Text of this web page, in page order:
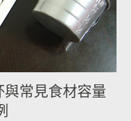
植經驗的朋友分享。) ◆ 馬鈴
角落避免受光線照射持續增加
藏儲存過的馬鈴薯，切開後
嚴重。 2014/12/12修正，
料、穀物》 P82~85的文字
經驗是冰過的馬鈴薯煮完比
的原因。歡迎大家提供。 3.
常見食材容量